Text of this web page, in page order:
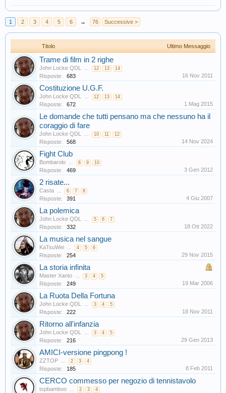
1 2 3 4 5 6 → 76 Successive >
Titolo Ultimo Messaggio
Trame di film in 2 righe
John Locke QDL ... 12 13 14
Risposte: 683 16 Nov 2011
Costituzione U.G.F.
John Locke QDL ... 12 13 14
Risposte: 672 1 Mag 2015
Le domande che tutti pensano ma che nessuno ha il
coraggio di fare
John Locke QDL ... 10 11 12
Risposte: 568 14 Nov 2024
Fight Club
Bombarolo ... 8 9 10
Risposte: 469 3 Gen 2012
2 risate...
Casta ... 6 7 8
Risposte: 391 4 Giu 2007
La polemica
John Locke QDL ... 5 6 7
Risposte: 332 18 Ott 2022
La musica nel sangue
KaTsuWei ... 4 5 6
Risposte: 254 29 Nov 2015
La storia infinita
Master Xanto ... 3 4 5
Risposte: 249 19 Mar 2006
La Ruota Della Fortuna
John Locke QDL ... 3 4 5
Risposte: 222 18 Nov 2011
Ritorno all'infanzia
John Locke QDL ... 3 4 5
Risposte: 216 29 Gen 2013
AMICI-versione pingpong !
ZZTOP ... 2 3 4
Risposte: 185 8 Feb 2011
CERCO commesso per negozio di tennistavolo
tspbamboo ... 2 3 4